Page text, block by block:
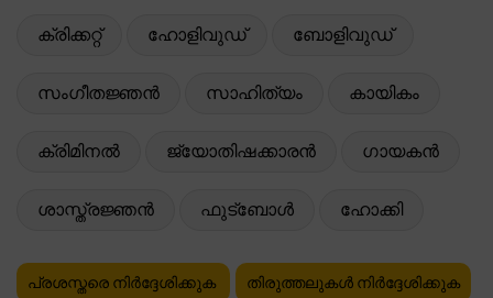
ക്രിക്കറ്റ് ഹോളിവുഡ് ബോളിവുഡ്
സംഗീതജ്ഞൻ സാഹിത്യം കായികം
ക്രിമിനൽ ജ്യോതിഷക്കാരൻ ഗായകൻ
ശാസ്ത്രജ്ഞൻ ഫുട്ബോൾ ഹോക്കി
പ്രശസ്തരെ നിർദ്ദേശിക്കുക തിരുത്തലുകൾ നിർദ്ദേശിക്കുക